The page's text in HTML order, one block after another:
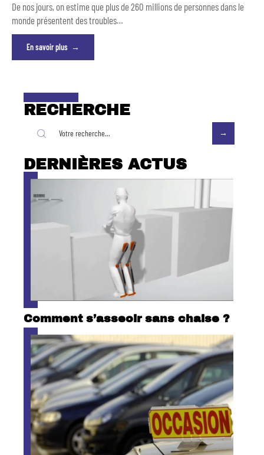
De nos jours, on estime que plus de 260 millions de personnes dans le
monde présentent des troubles…
En savoir plus
RECHERCHE
DERNIÈRES ACTUS
Comment s’asseoir sans chaise ?